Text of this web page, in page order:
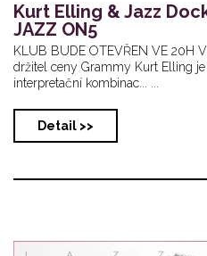
Kurt Elling & Jazz
JAZZ ON5
KLUB BUDE OTEVŘEN VE 20H
držitel ceny Grammy Kurt Elling
interpretační kombinac... ...
Detail >>